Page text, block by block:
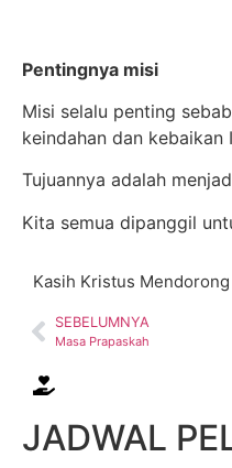
Pentingnya misi
Misi selalu penting
keindahan dan kebaikan
Tujuannya adalah
Kita semua dipanggil
Kasih Kristus
SEBELUMNYA
Masa Prapaskah
JADWAL